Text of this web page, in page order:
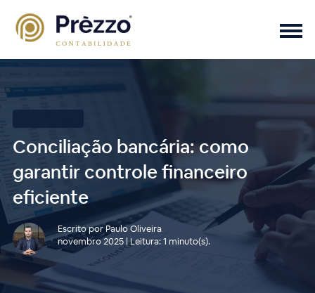
Conciliação bancária: como
garantir controle financeiro
eficiente
Escrito por Paulo Oliveira
novembro 2025 | Leitura: 1 minuto(s).